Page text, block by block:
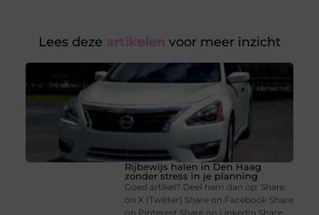
Lees deze artikelen voor meer inzicht
Rijbewijs halen in Den Haag
zonder stress in je planning
Goed artikel? Deel hem dan op: Share
on X (Twitter) Share on Facebook Share
on Pinterest Share on LinkedIn Share